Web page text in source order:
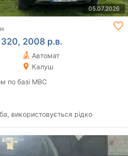
05.07.2026
2008 р.в.
Автомат
Калуш
по базі МВС
використовується рідко